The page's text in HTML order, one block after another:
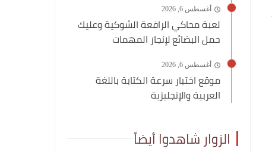
أغسطس 6, 2026
لعبة محاكي الرافعة الشوكية وعليك
حمل البضائع لإنجاز المهمات
أغسطس 6, 2026
موقع اختبار سرعة الكتابة باللغة
العربية والإنجليزية
الزوار شاهدوا أيضاً